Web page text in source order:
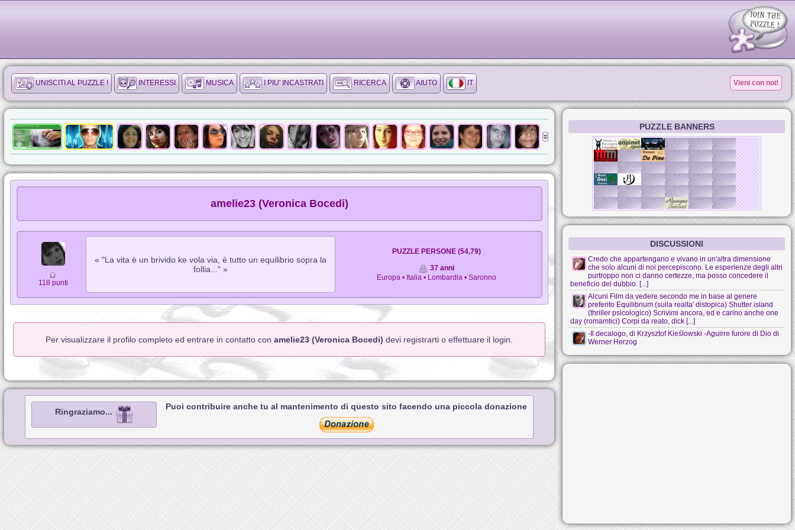
UNISCITI AL PUZZLE ! INTERESSI MUSICA I PIU' INCASTRATI RICERCA AIUTO IT Vieni con noi!
amelie23 (Veronica Bocedi)
118 punti
« "La vita è un brivido ke vola via, è tutto un equilibrio sopra la
follia..." »
PUZZLE PERSONE (54,79)
37 anni
Europa • Italia • Lombardia • Saronno
Per visualizzare il profilo completo ed entrare in contatto con amelie23 (Veronica Bocedi) devi registrarti o effettuare il login.
Ringraziamo...
Puoi contribuire anche tu al mantenimento di questo sito facendo una piccola donazione
PUZZLE BANNERS
DISCUSSIONI
Credo che appartengano e vivano in un'altra dimensione
che solo alcuni di noi percepiscono. Le esperienze degli altri
purtroppo non ci danno certezze, ma posso concedere il
beneficio del dubbio. [...]
Alcuni Film da vedere secondo me in base al genere
preferito Equilibrium (sulla realta' distopica) Shutter island
(thriller psicologico) Scrivimi ancora, ed e carino anche one
day (romamtici) Corpi da reato, dick [...]
-Il decalogo, di Krzysztof Kieślowski -Aguirre furore di Dio di
Werner Herzog